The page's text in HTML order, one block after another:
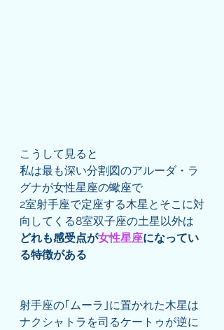
こうして見ると
私は最も深い分割図のアルーダ・ラ
グナが女性星座の蠍座で
2室射手座で定座する木星とそこに対
向してくる8室双子座の土星以外は
どれも感受点が女性星座になってい
る特徴がある
射手座の｢ムーラ｣に置かれた木星は
ナクシャトラを司るケートゥが逆に